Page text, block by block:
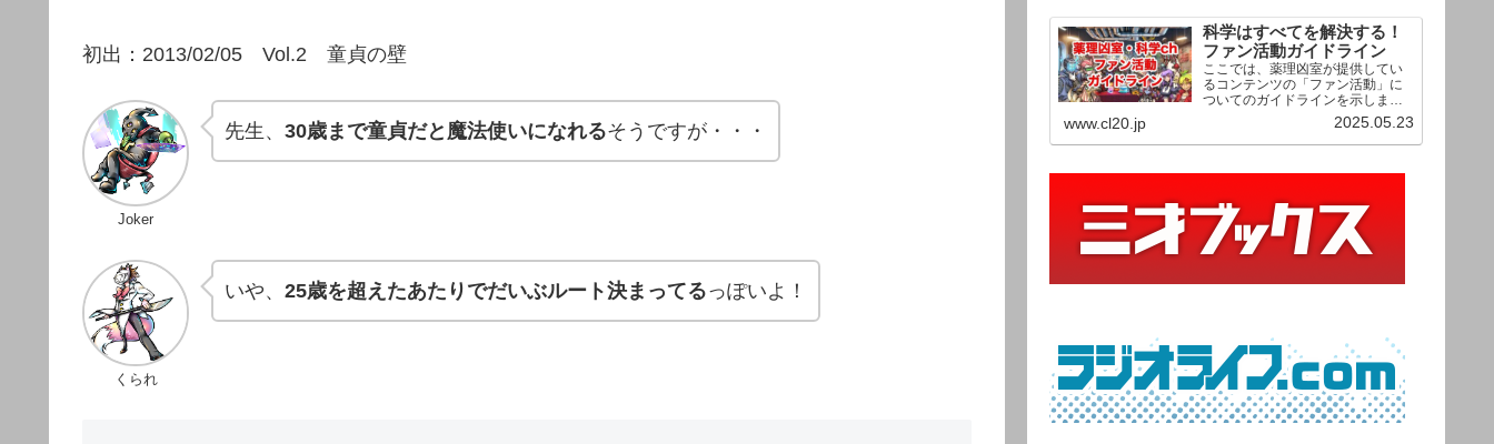
初出：2013/02/05 Vol.2 童貞の壁
Joker
先生、 30歳まで童貞だと魔法使いになれるそうですが・・・
くられ
いや、 25歳を超えたあたりでだいぶルート決まってるっぽいよ！
科学はすべてを解決する！
ファン活動ガイドライン
ここでは、薬理凶室が提供してい
るコンテンツの「ファン活動」に
ついてのガイドラインを示しま
す。ご利用の場合は当ガイドライ
ンを遵守して頂けますよう、よろ
しくお願い申し上げます。
www.cl20.jp 2025.05.23